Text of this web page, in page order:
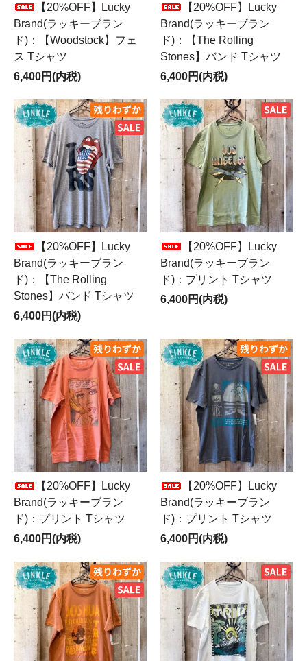
【20%OFF】Lucky
Brand(ラッキーブラン
ド)：【Woodstock】フェ
ス Tシャツ
6,400円(内税)
【20%OFF】Lucky
Brand(ラッキーブラン
ド)：【The Rolling
Stones】バンド Tシャツ
6,400円(内税)
【20%OFF】Lucky
Brand(ラッキーブラン
ド)：【The Rolling
Stones】バンド Tシャツ
6,400円(内税)
【20%OFF】Lucky
Brand(ラッキーブラン
ド)：プリント Tシャツ
6,400円(内税)
【20%OFF】Lucky
Brand(ラッキーブラン
ド)：プリント Tシャツ
6,400円(内税)
【20%OFF】Lucky
Brand(ラッキーブラン
ド)：プリント Tシャツ
6,400円(内税)